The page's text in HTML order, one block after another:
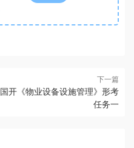
下一篇
国开《物业设备设施管理》形考
任务一